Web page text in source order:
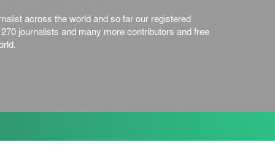
across the world and so far our registered
journalists and many more contributors and free